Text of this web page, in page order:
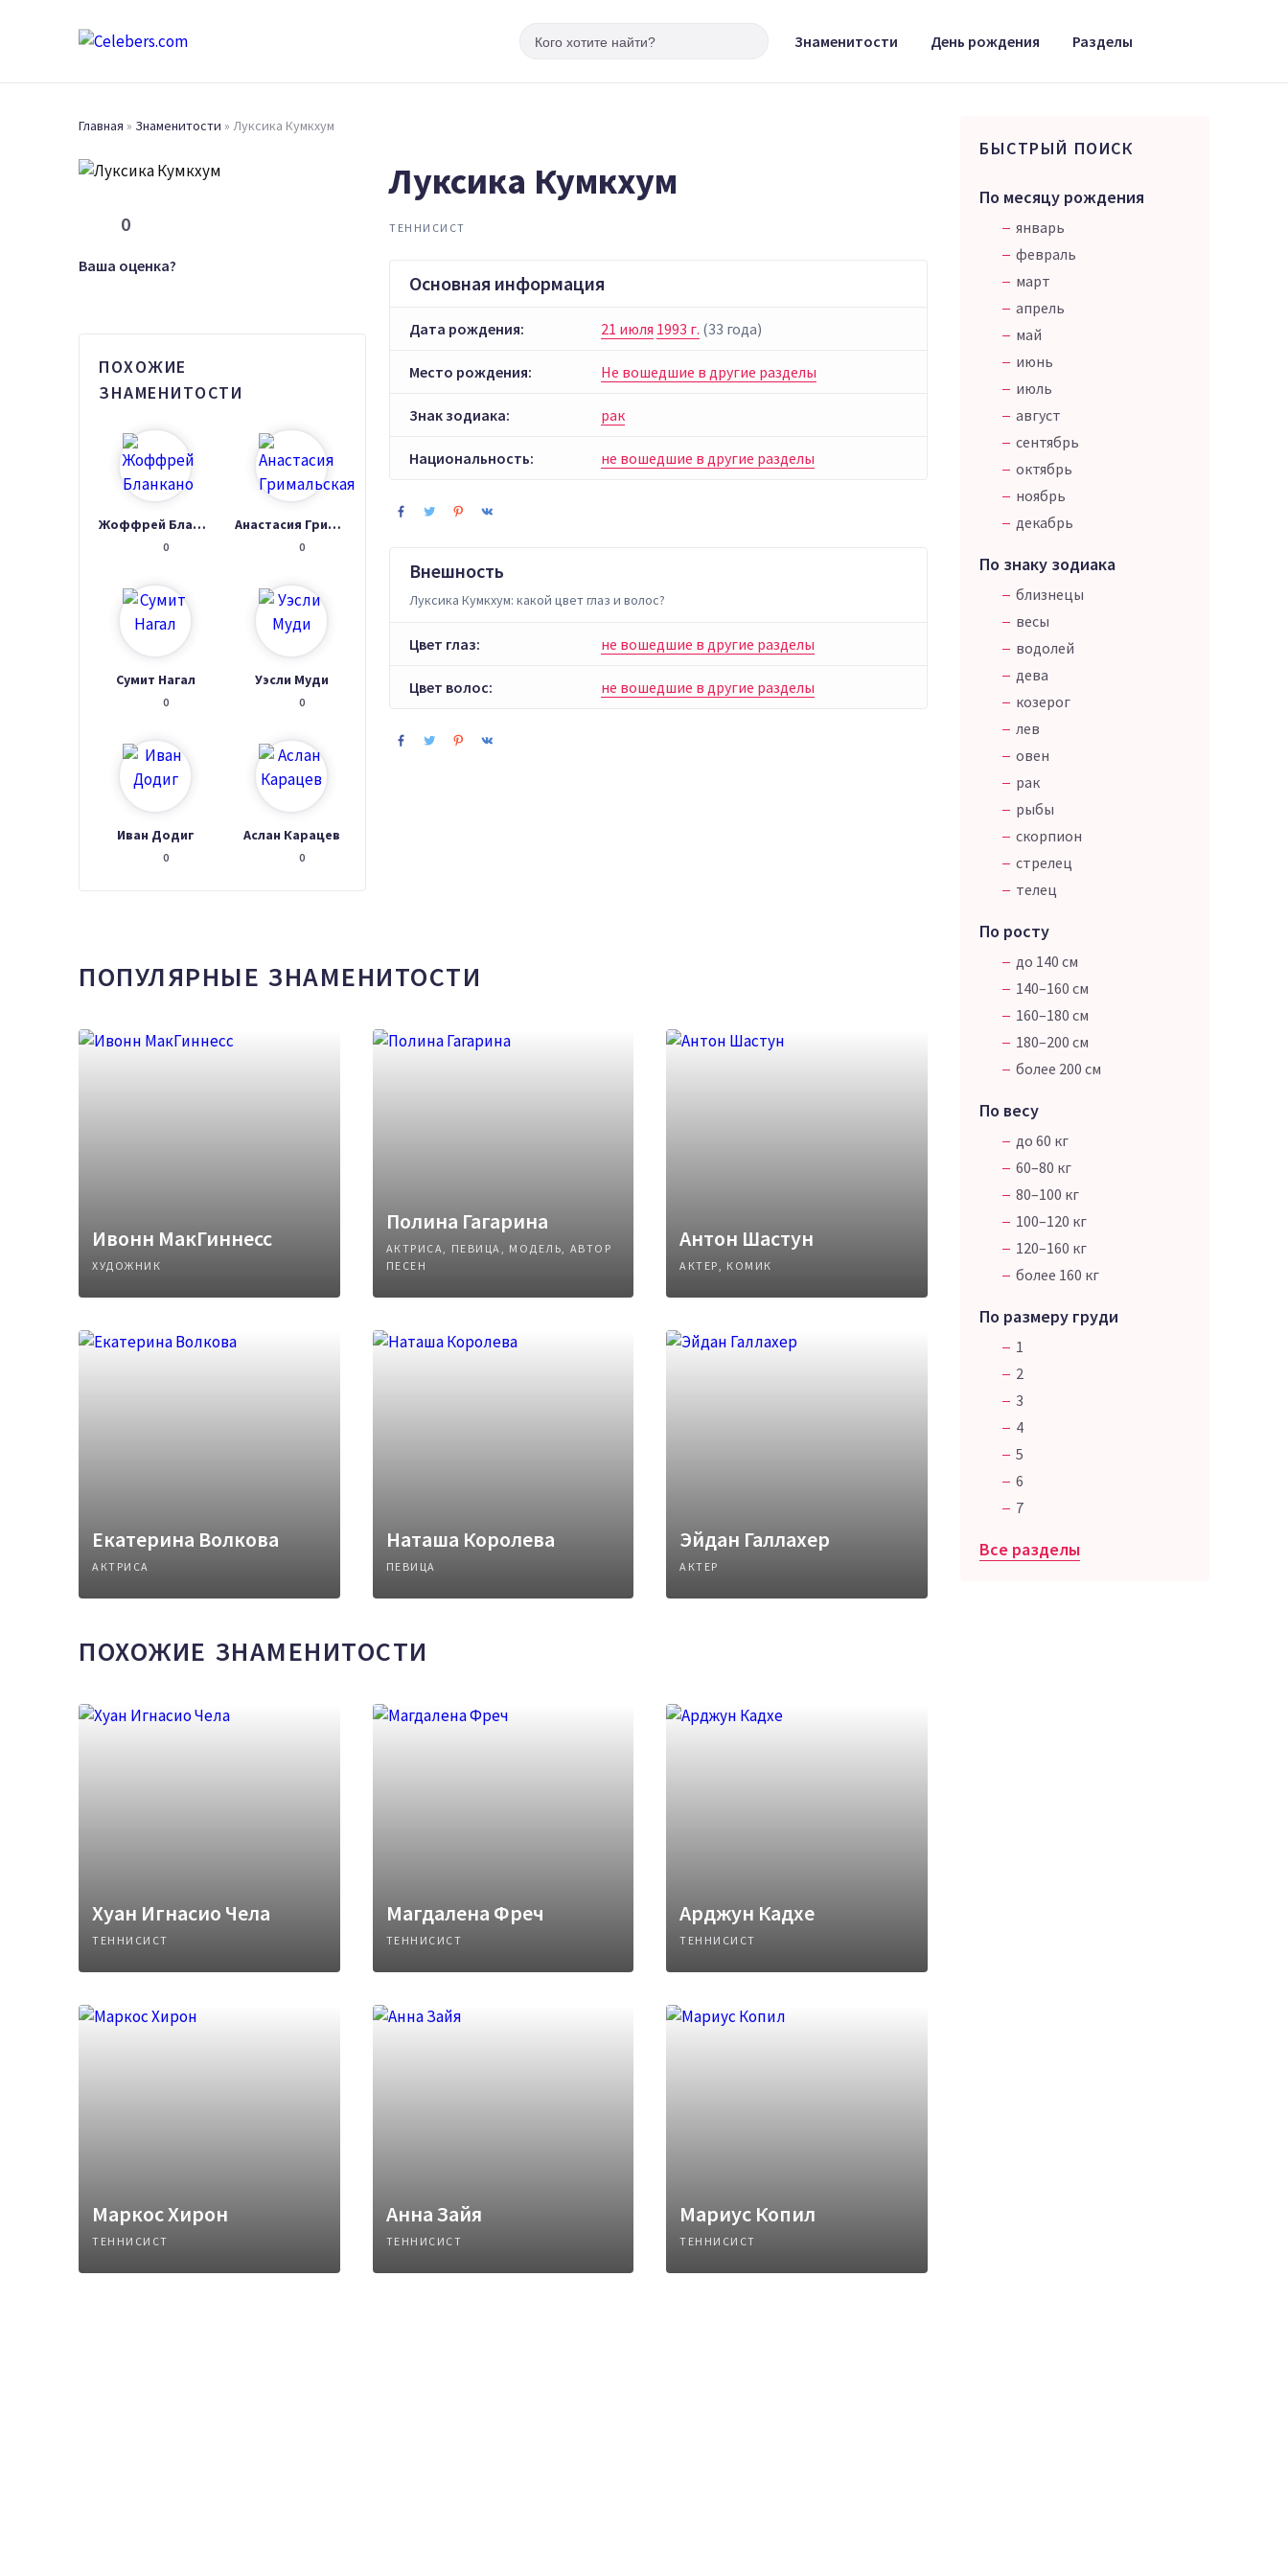
Знаменитости День рождения Разделы
Главная » Знаменитости » Луксика Кумкхум
0
Ваша оценка?
ПОХОЖИЕ
ЗНАМЕНИТОСТИ
Жоффрей Бланкано
0
Анастасия Гримальская
0
Сумит Нагал
0
Уэсли Муди
0
Иван Додиг
0
Аслан Карацев
0
Луксика Кумкхум
ТЕННИСИСТ
Основная информация
Дата рождения: 21 июля 1993 г. (33 года)
Место рождения: Не вошедшие в другие разделы
Знак зодиака: рак
Национальность: не вошедшие в другие разделы
Внешность
Луксика Кумкхум: какой цвет глаз и волос?
Цвет глаз: не вошедшие в другие разделы
Цвет волос: не вошедшие в другие разделы
ПОПУЛЯРНЫЕ ЗНАМЕНИТОСТИ
Ивонн МакГиннесс
ХУДОЖНИК
Полина Гагарина
АКТРИСА, ПЕВИЦА, МОДЕЛЬ, АВТОР
ПЕСЕН
Антон Шастун
АКТЕР, КОМИК
Екатерина Волкова
АКТРИСА
Наташа Королева
ПЕВИЦА
Эйдан Галлахер
АКТЕР
ПОХОЖИЕ ЗНАМЕНИТОСТИ
Хуан Игнасио Чела
ТЕННИСИСТ
Магдалена Фреч
ТЕННИСИСТ
Арджун Кадхе
ТЕННИСИСТ
Маркос Хирон
ТЕННИСИСТ
Анна Зайя
ТЕННИСИСТ
Мариус Копил
ТЕННИСИСТ
БЫСТРЫЙ ПОИСК
По месяцу рождения
январь
февраль
март
апрель
май
июнь
июль
август
сентябрь
октябрь
ноябрь
декабрь
По знаку зодиака
близнецы
весы
водолей
дева
козерог
лев
овен
рак
рыбы
скорпион
стрелец
телец
По росту
до 140 см
140–160 см
160–180 см
180–200 см
более 200 см
По весу
до 60 кг
60–80 кг
80–100 кг
100–120 кг
120–160 кг
более 160 кг
По размеру груди
1
2
3
4
5
6
7
Все разделы